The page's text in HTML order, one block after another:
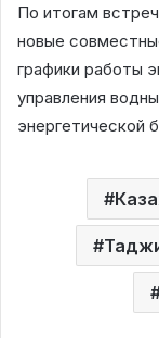
По итогам
новые
графики работы
управления
энергетической